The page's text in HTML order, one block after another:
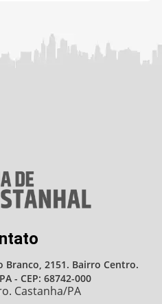
Branco, 2151. Bairro Centro.
- CEP: 68742-000
Castanha/PA